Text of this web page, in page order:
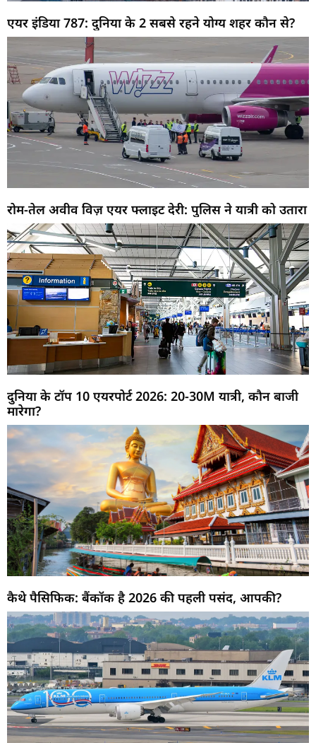
एयर इंडिया 787: दुनिया के 2 सबसे रहने योग्य शहर कौन से?
रोम-तेल अवीव विज़ एयर फ्लाइट देरी: पुलिस ने यात्री को उतारा
दुनिया के टॉप 10 एयरपोर्ट 2026: 20-30M यात्री, कौन बाजी
मारेगा?
कैथे पैसिफिक: बैंकॉक है 2026 की पहली पसंद, आपकी?